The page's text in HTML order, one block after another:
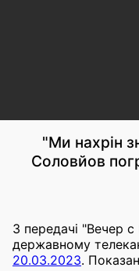
"Ми нахрін
Соловйов
З передачі "Вечер
державному
20.03.2023.